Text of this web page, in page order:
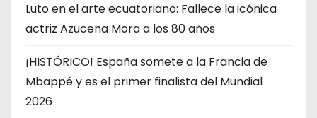
Luto en el arte ecuatoriano: Fallece la icónica
actriz Azucena Mora a los 80 años
¡HISTÓRICO! España somete a la Francia de
Mbappé y es el primer finalista del Mundial
2026